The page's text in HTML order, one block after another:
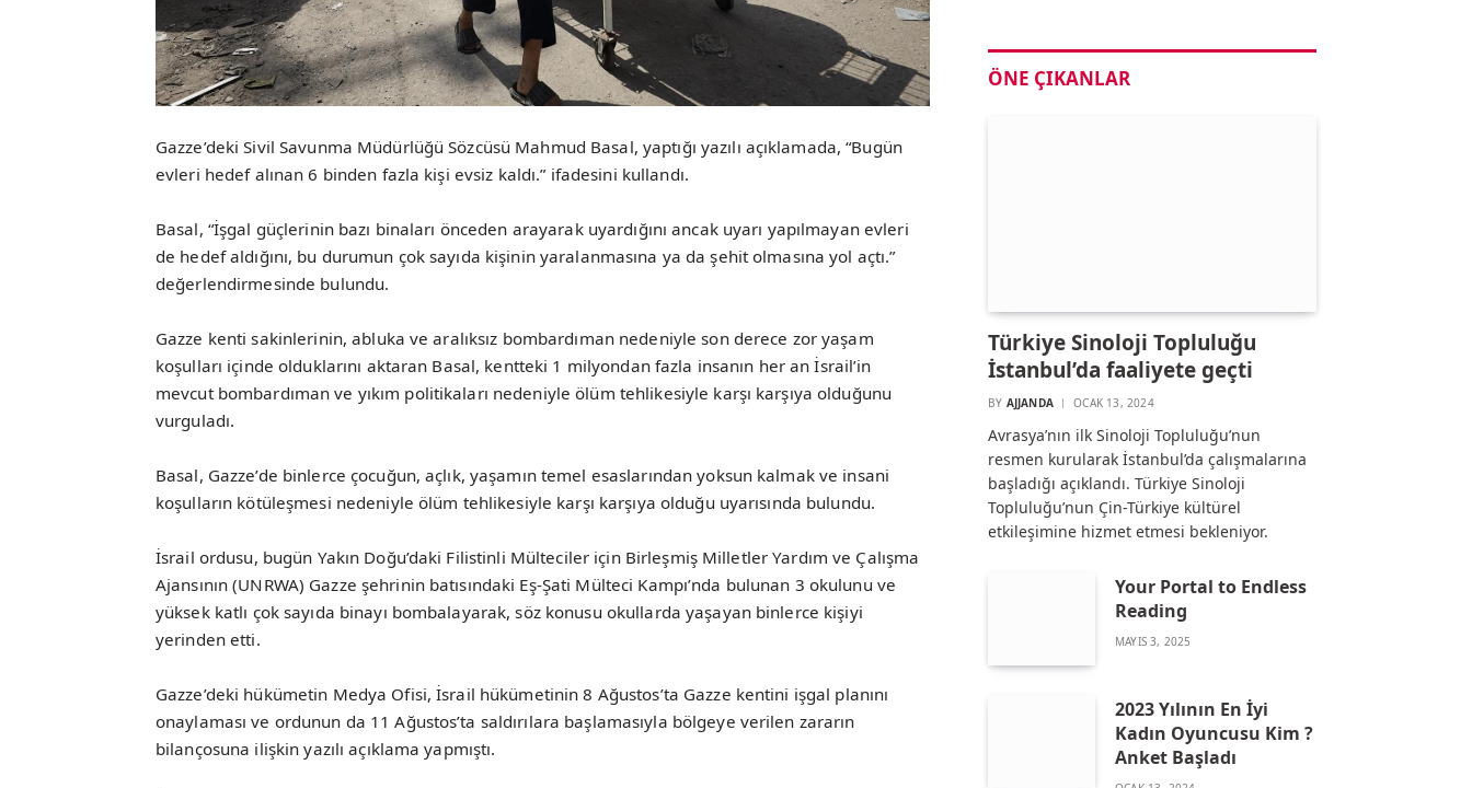
Gazze’deki Sivil Savunma Müdürlüğü Sözcüsü Mahmud Basal, yaptığı yazılı açıklamada, “Bugün
evleri hedef alınan 6 binden fazla kişi evsiz kaldı.” ifadesini kullandı.
Basal, “İşgal güçlerinin bazı binaları önceden arayarak uyardığını ancak uyarı yapılmayan evleri
de hedef aldığını, bu durumun çok sayıda kişinin yaralanmasına ya da şehit olmasına yol açtı.”
değerlendirmesinde bulundu.
Gazze kenti sakinlerinin, abluka ve aralıksız bombardıman nedeniyle son derece zor yaşam
koşulları içinde olduklarını aktaran Basal, kentteki 1 milyondan fazla insanın her an İsrail’in
mevcut bombardıman ve yıkım politikaları nedeniyle ölüm tehlikesiyle karşı karşıya olduğunu
vurguladı.
Basal, Gazze’de binlerce çocuğun, açlık, yaşamın temel esaslarından yoksun kalmak ve insani
koşulların kötüleşmesi nedeniyle ölüm tehlikesiyle karşı karşıya olduğu uyarısında bulundu.
İsrail ordusu, bugün Yakın Doğu’daki Filistinli Mülteciler için Birleşmiş Milletler Yardım ve Çalışma
Ajansının (UNRWA) Gazze şehrinin batısındaki Eş-Şati Mülteci Kampı’nda bulunan 3 okulunu ve
yüksek katlı çok sayıda binayı bombalayarak, söz konusu okullarda yaşayan binlerce kişiyi
yerinden etti.
Gazze’deki hükümetin Medya Ofisi, İsrail hükümetinin 8 Ağustos’ta Gazze kentini işgal planını
onaylaması ve ordunun da 11 Ağustos’ta saldırılara başlamasıyla bölgeye verilen zararın
bilançosuna ilişkin yazılı açıklama yapmıştı.
ÖNE ÇIKANLAR
Türkiye Sinoloji Topluluğu
İstanbul’da faaliyete geçti
BY AJJANDA OCAK 13, 2024
Avrasya’nın ilk Sinoloji Topluluğu’nun
resmen kurularak İstanbul’da çalışmalarına
başladığı açıklandı. Türkiye Sinoloji
Topluluğu’nun Çin-Türkiye kültürel
etkileşimine hizmet etmesi bekleniyor.
Your Portal to Endless
Reading
MAYIS 3, 2025
2023 Yılının En İyi
Kadın Oyuncusu Kim ?
Anket Başladı